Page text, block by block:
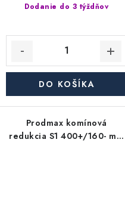
Dodanie do 3 týždňov
DO KOŠÍKA
Prodmax komínová
redukcia S1 400+/160- mm